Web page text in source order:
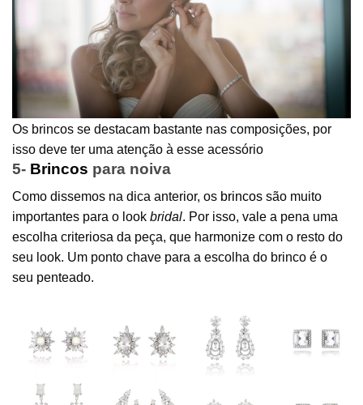
Os brincos se destacam bastante nas composições, por
isso deve ter uma atenção à esse acessório
5- Brincos para noiva
Como dissemos na dica anterior, os brincos são muito
importantes para o look bridal. Por isso, vale a pena uma
escolha criteriosa da peça, que harmonize com o resto do
seu look. Um ponto chave para a escolha do brinco é o
seu penteado.